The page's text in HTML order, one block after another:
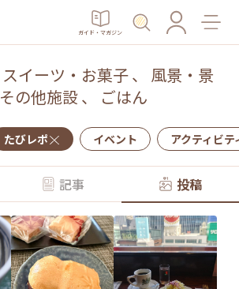
ガイド・マガジン
スイーツ・お菓子、 風景・景
その他施設、 ごはん
たびレポ イベント アクティビテ
記事 投稿